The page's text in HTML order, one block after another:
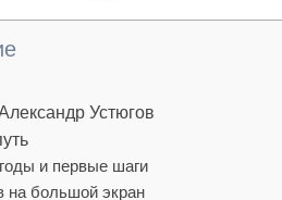
Устюгов
и первые шаги
на большой экран